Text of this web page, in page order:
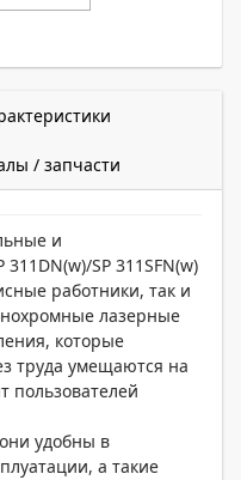
/ запчасти
и
SP 311SFN(w)
работники, так и
лазерные
которые
труда умещаются на
пользователей
удобны в
а такие